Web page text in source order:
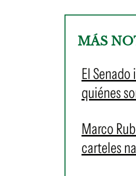
MÁS
El
quiénes
Marco
carteles